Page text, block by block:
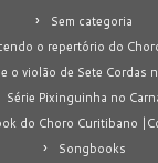
Sem categoria
o repertório do
o violão de Sete Cordas
Série Pixinguinha no
do Choro Curitibano
Songbooks